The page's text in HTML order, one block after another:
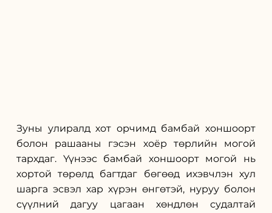
Зуны улиралд хот орчимд бамбай хоншоорт
болон рашааны гэсэн хоёр төрлийн могой
тархдаг. Үүнээс бамбай хоншоорт могой нь
хортой төрөлд багтдаг бөгөөд ихэвчлэн хул
шарга эсвэл хар хүрэн өнгөтэй, нуруу болон
сүүлний дагуу цагаан хөндлөн судалтай